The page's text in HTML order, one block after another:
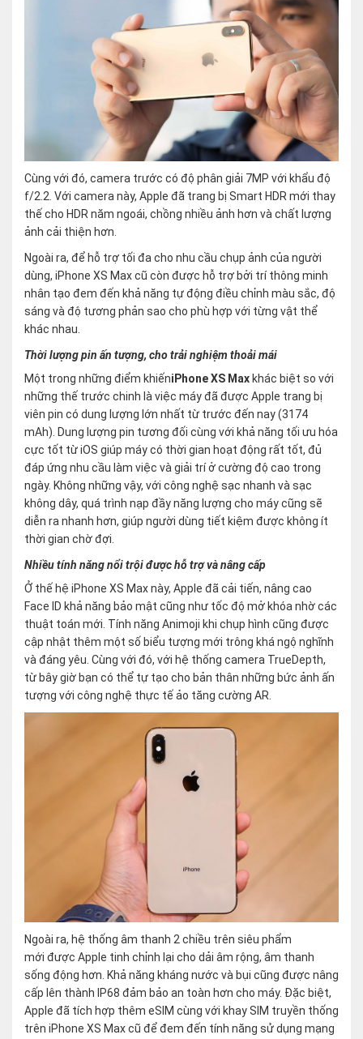
Cùng với đó, camera trước có độ phân giải 7MP với khẩu độ
f/2.2. Với camera này, Apple đã trang bị Smart HDR mới thay
thế cho HDR năm ngoái, chồng nhiều ảnh hơn và chất lượng
ảnh cải thiện hơn.
Ngoài ra, để hỗ trợ tối đa cho nhu cầu chụp ảnh của người
dùng, iPhone XS Max cũ còn được hỗ trợ bởi trí thông minh
nhân tạo đem đến khả năng tự động điều chỉnh màu sắc, độ
sáng và độ tương phản sao cho phù hợp với từng vật thể
khác nhau.
Thời lượng pin ấn tượng, cho trải nghiệm thoải mái
Một trong những điểm khiếniPhone XS Max khác biệt so với
những thế trước chinh là việc máy đã được Apple trang bị
viên pin có dung lượng lớn nhất từ trước đến nay (3174
mAh). Dung lượng pin tương đối cùng với khả năng tối ưu hóa
cực tốt từ iOS giúp máy có thời gian hoạt động rất tốt, đủ
đáp ứng nhu cầu làm việc và giải trí ở cường độ cao trong
ngày. Không những vậy, với công nghệ sạc nhanh và sạc
không dây, quá trình nạp đầy năng lượng cho máy cũng sẽ
diễn ra nhanh hơn, giúp người dùng tiết kiệm được không ít
thời gian chờ đợi.
Nhiều tính năng nổi trội được hỗ trợ và nâng cấp
Ở thế hệ iPhone XS Max này, Apple đã cải tiến, nâng cao
Face ID khả năng bảo mật cũng như tốc độ mở khóa nhờ các
thuật toán mới. Tính năng Animoji khi chụp hình cũng được
cập nhật thêm một số biểu tượng mới trông khá ngộ nghĩnh
và đáng yêu. Cùng với đó, với hệ thống camera TrueDepth,
từ bây giờ bạn có thể tự tạo cho bản thân những bức ảnh ấn
tượng với công nghệ thực tế ảo tăng cường AR.
Ngoài ra, hệ thống âm thanh 2 chiều trên siêu phẩm
mới được Apple tinh chỉnh lại cho dải âm rộng, âm thanh
sống động hơn. Khả năng kháng nước và bụi cũng được nâng
cấp lên thành IP68 đảm bảo an toàn hơn cho máy. Đặc biệt,
Apple đã tích hợp thêm eSIM cùng với khay SIM truyền thống
trên iPhone XS Max cũ để đem đến tính năng sử dụng mạng